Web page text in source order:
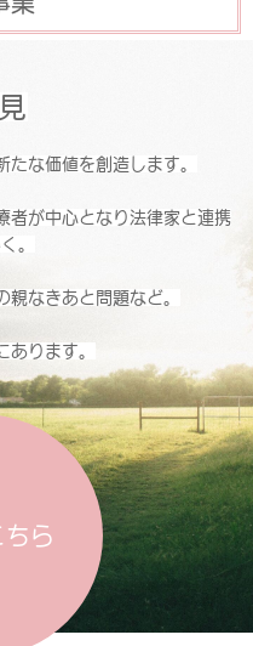
な価値を創造します。
者が中心となり法律家と連携
。
なきあと問題など。
あります。
ちら